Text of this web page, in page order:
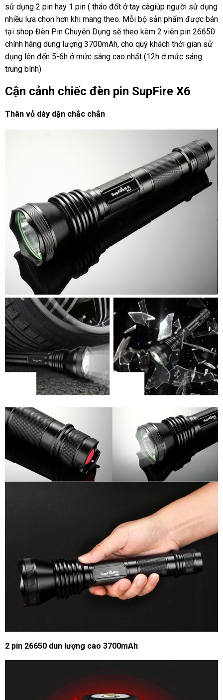
sử dụng 2 pin hay 1 pin ( tháo đốt ở tay càgiúp người sử dụng
nhiều lựa chọn hơn khi mang theo. Mỗi bộ sản phẩm được bán
tại shop Đèn Pin Chuyên Dụng sẽ theo kèm 2 viên pin 26650
chính hãng dung lượng 3700mAh, cho quý khách thời gian sử
dụng lên đến 5-6h ở mức sáng cao nhất (12h ở mức sáng
trung bình)
Cận cảnh chiếc đèn pin SupFire X6
Thân vỏ dày dặn chắc chắn
2 pin 26650 dun lượng cao 3700mAh